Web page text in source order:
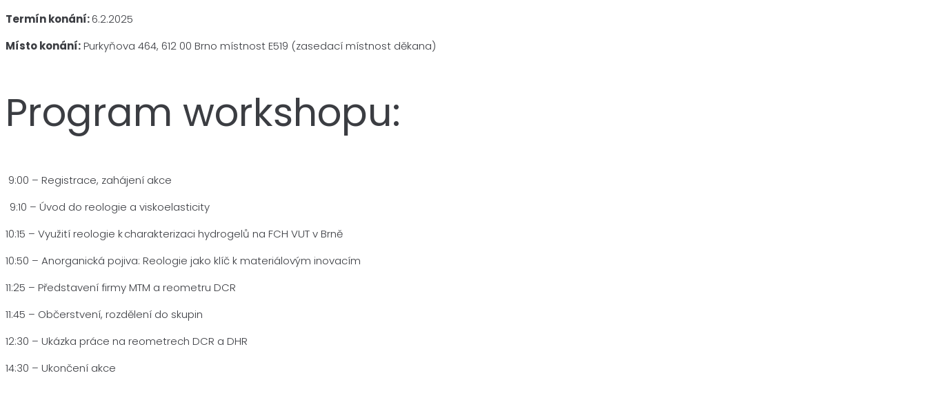
Termín konání:6.2.2025
Místo konání:Purkyňova 464, 612 00 Brno místnost E519 (zasedací místnost děkana)
Program workshopu:
9:00 – Registrace, zahájení akce
9:10 – Úvod do reologie a viskoelasticity
10:15 – Využití reologie k charakterizaci hydrogelů na FCH VUT v Brně
10:50 – Anorganická pojiva: Reologie jako klíč k materiálovým inovacím
11:25 – Představení firmy MTM a reometru DCR
11:45 – Občerstvení, rozdělení do skupin
12:30 – Ukázka práce na reometrech DCR a DHR
14:30 – Ukončení akce